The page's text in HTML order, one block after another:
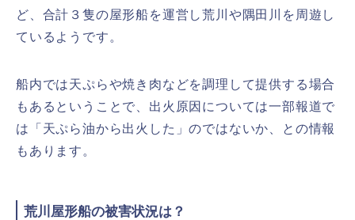
ど、合計３隻の屋形船を運営し荒川や隅田川を周遊し
ているようです。
船内では天ぷらや焼き肉などを調理して提供する場合
もあるということで、出火原因については一部報道で
は「天ぷら油から出火した」のではないか、との情報
もあります。
荒川屋形船の被害状況は？